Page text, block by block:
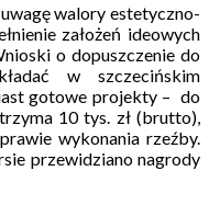
walory estetyczno-
założeń ideowych
o dopuszczenie do
w szczecińskim
gotowe projekty – do
10 tys. zł (brutto),
wykonania rzeźby.
przewidziano nagrody